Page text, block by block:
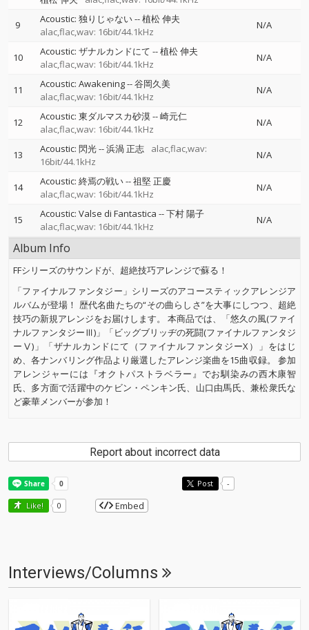
9 Acoustic: 独りじゃない--植松 伸夫
alac,flac,wav: 16bit/44.1kHz
N/A
10 Acoustic: ザナルカンドにて --植松 伸夫
alac,flac,wav: 16bit/44.1kHz
N/A
11 Acoustic: Awakening--谷岡久美
alac,flac,wav: 16bit/44.1kHz
N/A
12 Acoustic: 東ダルマスカ砂漠--崎元仁
alac,flac,wav: 16bit/44.1kHz
N/A
13 Acoustic: 閃光--浜渦 正志
alac,flac,wav:
16bit/44.1kHz
N/A
14 Acoustic: 終焉の戦い--祖堅 正慶
alac,flac,wav: 16bit/44.1kHz
N/A
15 Acoustic: Valse di Fantastica --下村 陽子
alac,flac,wav: 16bit/44.1kHz
N/A
Album Info
FFシリーズのサウンドが、超絶技巧アレンジで蘇る！
「ファイナルファンタジー」シリーズのアコースティックアレンジア
ルバムが登場！ 歴代名曲たちの“その曲らしさ”を大事にしつつ、超絶
技巧の新規アレンジをお届けします。 本商品では、「悠久の風(ファイ
ナルファンタジーⅢ)」「ビッグブリッヂの死闘(ファイナルファンタジ
ーⅤ)」「ザナルカンドにて（ファイナルファンタジーX）」をはじ
め、各ナンバリング作品より厳選したアレンジ楽曲を15曲収録。 参加
アレンジャーには『オクトパストラベラー』でお馴染みの西木康智
氏、多方面で活躍中のケビン・ペンキン氏、山口由馬氏、兼松衆氏な
ど豪華メンバーが参加！
Report about incorrect data
Post -
Like! 0 Embed
Interviews/Columns